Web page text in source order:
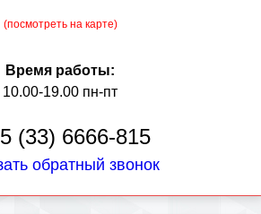
(посмотреть на карте)
Время работы:
10.00-19.00 пн-пт
(33) 6666-815
обратный звонок